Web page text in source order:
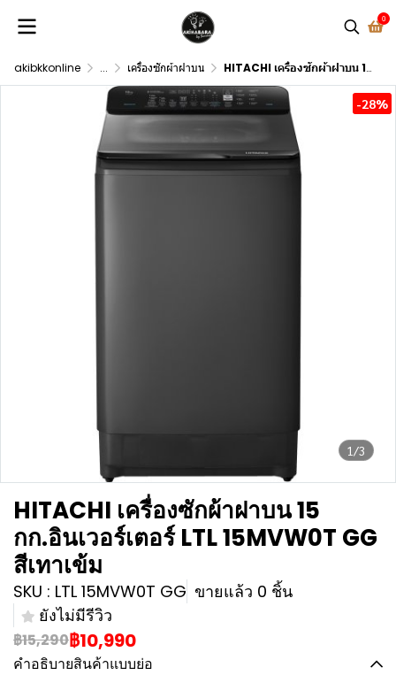
0
akibkkonline ... เครื่องซักผ้าฝาบน HITACHI เครื่องซักผ้าฝาบน 15 กก.อินเวอร์เตอร์ LTL 15MVW0T GG สีเทาเข้ม
1/3
-28%
HITACHI เครื่องซักผ้าฝาบน 15
กก.อินเวอร์เตอร์ LTL 15MVW0T GG
สีเทาเข้ม
SKU : LTL 15MVW0T GG ขายแล้ว 0 ชิ้น
ยังไม่มีรีวิว
฿15,290฿10,990
คำอธิบายสินค้าแบบย่อ